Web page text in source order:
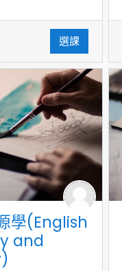
選課
學(English
and